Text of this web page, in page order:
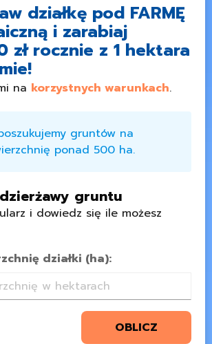
działkę pod FARMĘ
i zarabiaj
zł rocznie z 1 hektara
na korzystnych warunkach.
gruntów na
ponad 500 ha.
gruntu
i dowiedz się ile możesz
działki (ha):
OBLICZ